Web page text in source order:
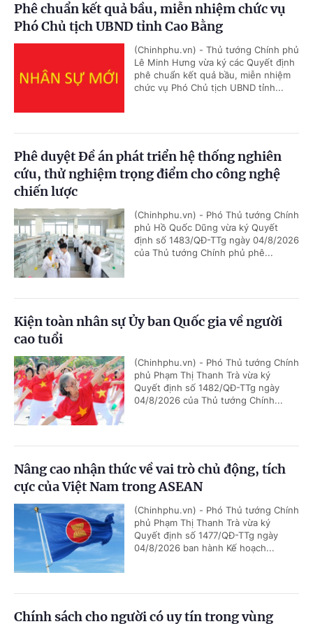
Phê chuẩn kết quả bầu, miễn nhiệm chức vụ
Phó Chủ tịch UBND tỉnh Cao Bằng
(Chinhphu.vn) - Thủ tướng Chính phủ
Lê Minh Hưng vừa ký các Quyết định
phê chuẩn kết quả bầu, miễn nhiệm
chức vụ Phó Chủ tịch UBND tỉnh...
Phê duyệt Đề án phát triển hệ thống nghiên
cứu, thử nghiệm trọng điểm cho công nghệ
chiến lược
(Chinhphu.vn) - Phó Thủ tướng Chính
phủ Hồ Quốc Dũng vừa ký Quyết
định số 1483/QĐ-TTg ngày 04/8/2026
của Thủ tướng Chính phủ phê...
Kiện toàn nhân sự Ủy ban Quốc gia về người
cao tuổi
(Chinhphu.vn) - Phó Thủ tướng Chính
phủ Phạm Thị Thanh Trà vừa ký
Quyết định số 1482/QĐ-TTg ngày
04/8/2026 của Thủ tướng Chính...
Nâng cao nhận thức về vai trò chủ động, tích
cực của Việt Nam trong ASEAN
(Chinhphu.vn) - Phó Thủ tướng Chính
phủ Phạm Thị Thanh Trà vừa ký
Quyết định số 1477/QĐ-TTg ngày
04/8/2026 ban hành Kế hoạch...
Chính sách cho người có uy tín trong vùng